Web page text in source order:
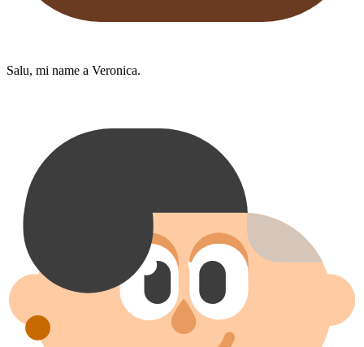
Salu, mi name a Veronica.